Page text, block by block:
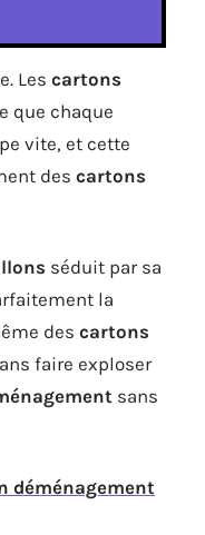
Les cartons
que chaque
vite, et cette
des cartons
séduit par sa
la
des cartons
faire exploser
sans
déménagement